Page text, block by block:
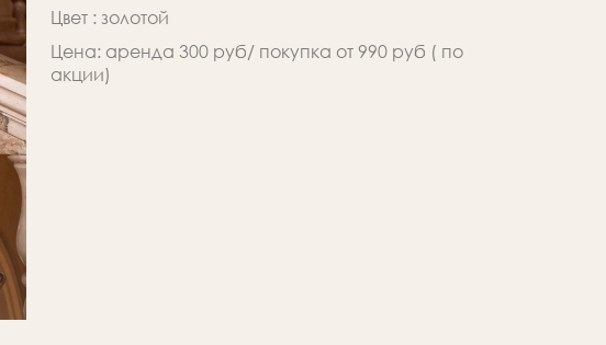
Цвет : золотой
Цена: аренда 300 руб/ покупка от 990 руб ( по
акции)